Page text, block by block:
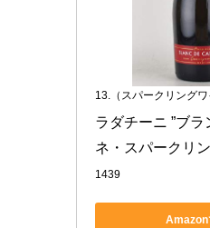
13.（スパークリングワ
ラダチーニ ”ブ
ネ・スパークリ
1439
Amazon